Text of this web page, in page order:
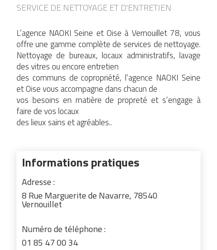
SERVICE DE NETTOYAGE ET D'ENTRETIEN
L’agence NAOKI Seine et Oise à Vernouillet 78, vous
offre une gamme complète de services de nettoyage.
Nettoyage de bureaux, locaux administratifs, lavage
des vitres ou encore entretien
des communs de copropriété, l’agence NAOKI Seine
et Oise vous accompagne dans chacun de
vos besoins en matière de propreté et s’engage à
faire de vos locaux
des lieux sains et agréables..
Informations pratiques
Adresse :
8 Rue Marguerite de Navarre, 78540
Vernouillet
Numéro de téléphone :
01 85 47 00 34